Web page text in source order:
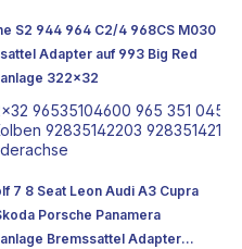
S2 944 964 C2/4 968CS M030
Adapter auf 993 Big Red
322x32
96535104600 965 351 045
92835142203
7 8 Seat Leon Audi A3 Cupra
Porsche Panamera
Bremssattel Adapter